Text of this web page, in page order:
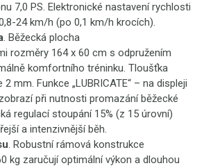
7,0 PS. Elektronické nastavení rychlosti
24 km/h (po 0,1 km/h krocích).
. Běžecká plocha
rozměry 164 x 60 cm s odpružením
komfortního tréninku. Tloušťka
mm. Funkce „LUBRICATE“ – na displeji
při nutnosti promazání běžecké
regulací stoupání 15% (z 15 úrovní)
a intenzivnější běh.
. Robustní rámová konstrukce
kg zaručují optimální výkon a dlouhou